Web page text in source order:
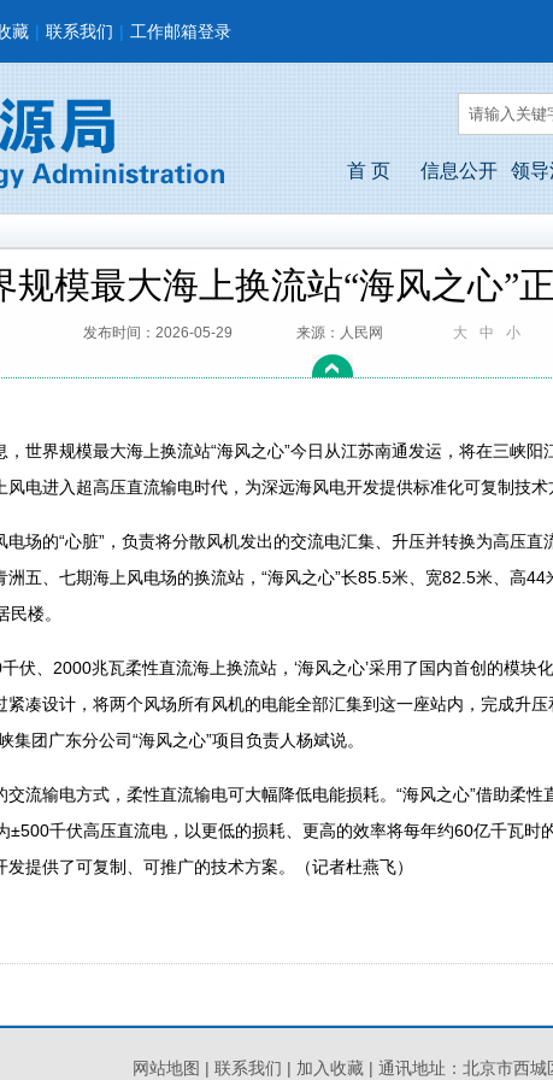
藏 | 联系我们 | 工作邮箱登录
首 页 信息公开 领导
规模最大海上换流站“海风之心”
发布时间：2026-05-29 来源：人民网 大 中 小
界规模最大海上换流站“海风之心”今日从江苏南通发运，将在三峡阳
电进入超高压直流输电时代，为深远海风电开发提供标准化可复制技术
的“心脏”，负责将分散风机发出的交流电汇集、升压并转换为高压直
五、七期海上风电场的换流站，“海风之心”长85.5米、宽82.5米、高
楼。
、2000兆瓦柔性直流海上换流站，‘海风之心’采用了国内首创的模块
紧凑设计，将两个风场所有风机的电能全部汇集到这一座站内，完成升压
集团广东分公司“海风之心”项目负责人杨斌说。
输电方式，柔性直流输电可大幅降低电能损耗。“海风之心”借助柔性
±500千伏高压直流电，以更低的损耗、更高的效率将每年约60亿千瓦时
提供了可复制、可推广的技术方案。（记者杜燕飞）